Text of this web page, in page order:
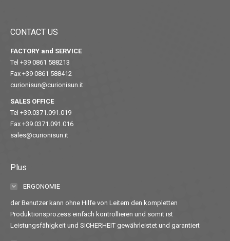
CONTACT US
FACTORY and SERVICE
Tel +39 0861 588213
Fax +39 0861 588412
curionisun@curionisun.it
SALES OFFICE
Tel +39.0371.091.019
Fax +39.0371.091.016
sales@curionisun.it
Plus
ERGONOMIE
der Benutzer kann ohne Hilfe von Leitern den kompletten
Produktionsprozess einfach kontrollieren und somit ist
Leistungsfähigkeit und SICHERHEIT gewährleistet und garantiert